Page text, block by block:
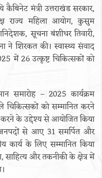
मंत्री उत्तराखंड सरकार,
राज्य महिला आयोग, कुसुम
सूचना बंशीधर तिवारी,
ने शिरकत की। स्वास्थ्य संवाद
में 26 उत्कृष्ट चिकित्सकों को
समारोह – 2025 कार्यक्रम
चिकित्सकों को सम्मानित करने
करने के उद्देश्य से आयोजित किया
जनपदों से आए 31 समर्पित और
कार्य के लिए सम्मानित किया
साहित्य और तकनीकी के क्षेत्र में